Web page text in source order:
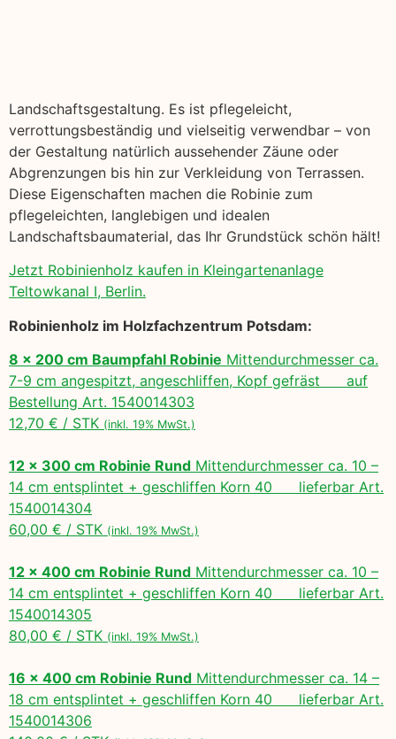
Landschaftsgestaltung. Es ist pflegeleicht,
verrottungsbeständig und vielseitig verwendbar – von
der Gestaltung natürlich aussehender Zäune oder
Abgrenzungen bis hin zur Verkleidung von Terrassen.
Diese Eigenschaften machen die Robinie zum
pflegeleichten, langlebigen und idealen
Landschaftsbaumaterial, das Ihr Grundstück schön hält!
Jetzt Robinienholz kaufen in Kleingartenanlage
Teltowkanal I, Berlin.
Robinienholz im Holzfachzentrum Potsdam:
8 x 200 cm Baumpfahl Robinie Mittendurchmesser ca.
7-9 cm angespitzt, angeschliffen, Kopf gefräst auf
Bestellung Art. 1540014303
12,70 € / STK (inkl. 19% MwSt.)
12 x 300 cm Robinie Rund Mittendurchmesser ca. 10 –
14 cm entsplintet + geschliffen Korn 40 lieferbar Art.
1540014304
60,00 € / STK (inkl. 19% MwSt.)
12 x 400 cm Robinie Rund Mittendurchmesser ca. 10 –
14 cm entsplintet + geschliffen Korn 40 lieferbar Art.
1540014305
80,00 € / STK (inkl. 19% MwSt.)
16 x 400 cm Robinie Rund Mittendurchmesser ca. 14 –
18 cm entsplintet + geschliffen Korn 40 lieferbar Art.
1540014306